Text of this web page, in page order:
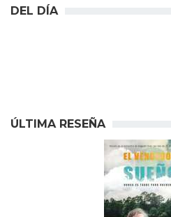
DEL DÍA
ÚLTIMA RESEÑA